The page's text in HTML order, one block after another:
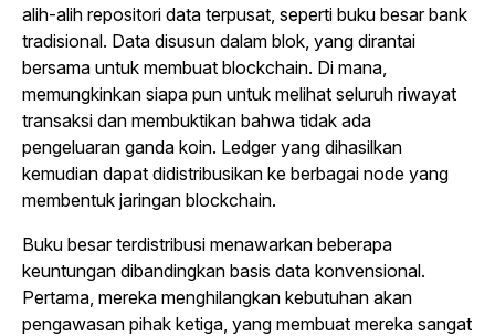
alih-alih repositori data terpusat, seperti buku besar bank
tradisional. Data disusun dalam blok, yang dirantai
bersama untuk membuat blockchain. Di mana,
memungkinkan siapa pun untuk melihat seluruh riwayat
transaksi dan membuktikan bahwa tidak ada
pengeluaran ganda koin. Ledger yang dihasilkan
kemudian dapat didistribusikan ke berbagai node yang
membentuk jaringan blockchain.
Buku besar terdistribusi menawarkan beberapa
keuntungan dibandingkan basis data konvensional.
Pertama, mereka menghilangkan kebutuhan akan
pengawasan pihak ketiga, yang membuat mereka sangat